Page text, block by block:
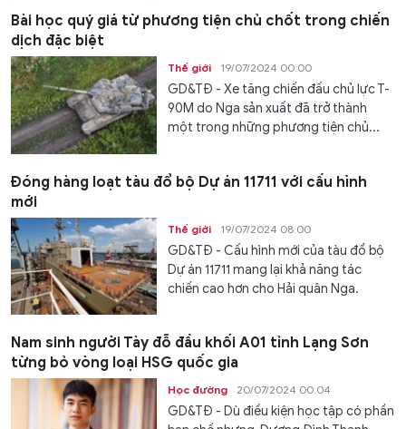
Bài học quý giá từ phương tiện chủ chốt trong chiến
dịch đặc biệt
Thế giới 19/07/2024 00:00
GD&TĐ - Xe tăng chiến đấu chủ lực T-
90M do Nga sản xuất đã trở thành
một trong những phương tiện chủ...
Đóng hàng loạt tàu đổ bộ Dự án 11711 với cấu hình
mới
Thế giới 19/07/2024 08:00
GD&TĐ - Cấu hình mới của tàu đổ bộ
Dự án 11711 mang lại khả năng tác
chiến cao hơn cho Hải quân Nga.
Nam sinh người Tày đỗ đầu khối A01 tỉnh Lạng Sơn
từng bỏ vòng loại HSG quốc gia
Học đường 20/07/2024 00:04
GD&TĐ - Dù điều kiện học tập có phần